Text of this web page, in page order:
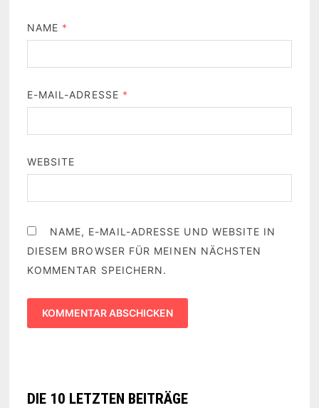
NAME *
E-MAIL-ADRESSE *
WEBSITE
NAME, E-MAIL-ADRESSE UND WEBSITE IN
DIESEM BROWSER FÜR MEINEN NÄCHSTEN
KOMMENTAR SPEICHERN.
DIE 10 LETZTEN BEITRÄGE